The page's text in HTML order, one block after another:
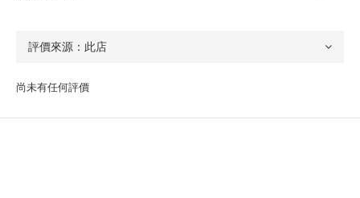
尚未有任何評價